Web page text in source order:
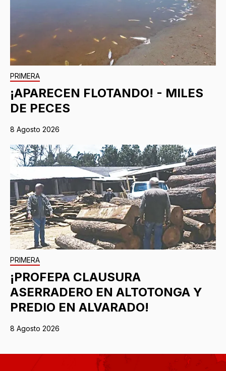
PRIMERA
¡APARECEN FLOTANDO! - MILES
DE PECES
8 Agosto 2026
PRIMERA
¡PROFEPA CLAUSURA
ASERRADERO EN ALTOTONGA Y
PREDIO EN ALVARADO!
8 Agosto 2026